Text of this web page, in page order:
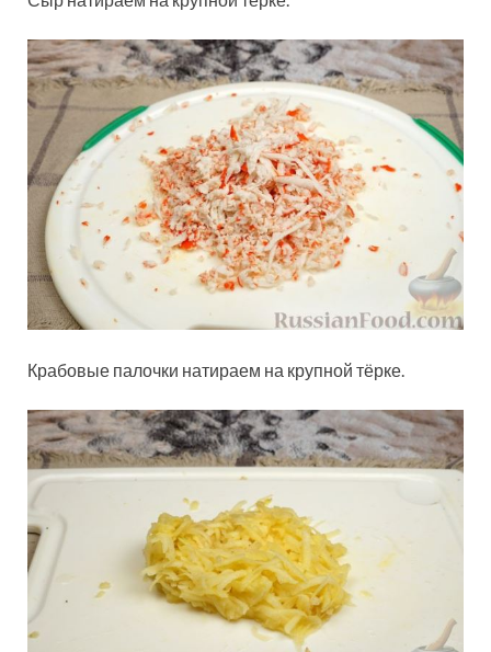
Крабовые палочки натираем на крупной тёрке.